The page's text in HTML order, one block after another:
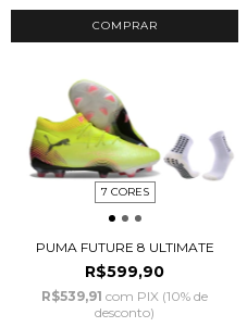
COMPRAR
7 CORES
PUMA FUTURE 8 ULTIMATE
R$599,90
R$539,91 com PIX (10% de
desconto)